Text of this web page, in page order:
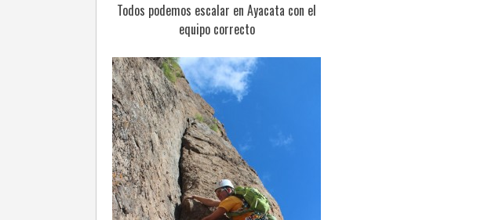
Todos podemos escalar en Ayacata con el
equipo correcto